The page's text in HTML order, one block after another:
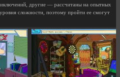
другие — рассчитаны на опытных
сложности, поэтому пройти ее смогут